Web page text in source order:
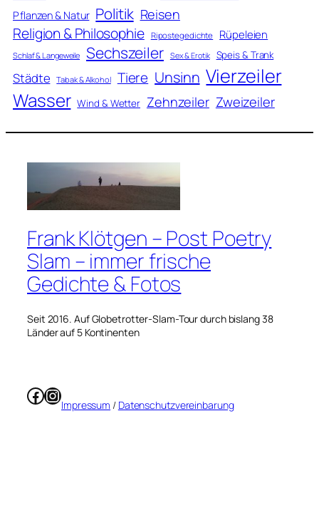
Pflanzen & Natur Politik Reisen
Religion & Philosophie Ripostegedichte Rüpeleien
Schlaf & Langeweile Sechszeiler Sex & Erotik Speis & Trank
Städte Tabak & Alkohol Tiere Unsinn Vierzeiler
Wasser Wind & Wetter Zehnzeiler Zweizeiler
Frank Klötgen – Post Poetry
Slam – immer frische
Gedichte & Fotos
Seit 2016. Auf Globetrotter-Slam-Tour durch bislang 38
Länder auf 5 Kontinenten
Facebook
Instagram
Impressum / Datenschutzvereinbarung